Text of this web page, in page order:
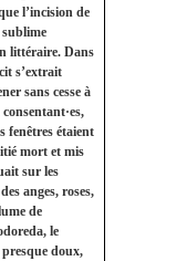
l’incision de
sublime
littéraire. Dans
s’extrait
sans cesse à
fenêtres étaient
mort et mis
sur les
anges, roses,
de
le
doux,